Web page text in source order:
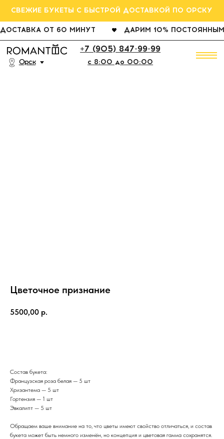
c 8:00 до 00:00
СВЕЖИЕ БУКЕТЫ С БЫСТРОЙ ДОСТАВКОЙ ПО ОРСКУ
ДОСТАВКА ОТ 60 МИНУТ ДАРИМ 10% ПОСТОЯННЫМ КЛИЕНТАМ
Цветочное признание
5500,00 р.
Состав букета:
Французская роза белая — 5 шт
Хризантема — 5 шт
Гортензия — 1 шт
Эвкалипт — 5 шт
Обращаем ваше внимание на то, что цветы имеют свойство отличаться, и состав
букета может быть немного изменён, но концепция и цветовая гамма сохранятся.
АКЦИИ
СБОРНЫЕ БУКЕТЫ
КОМПОЗИЦИИ
РОЗЫ
МОНОБУКЕТЫ
ИГРУШКИ